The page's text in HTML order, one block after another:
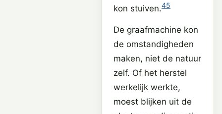
kon stuiven.45
De graafmachine kon
de omstandigheden
maken, niet de natuur
zelf. Of het herstel
werkelijk werkte,
moest blijken uit de